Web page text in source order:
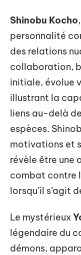
Shinobu Kocho
personnalité
des relations
collaboration,
initiale, évolue
illustrant la
liens au-delà
espèces.
motivations et
révèle être une
combat contre
lorsqu’il s’agit
Le mystérieux
légendaire du
démons,